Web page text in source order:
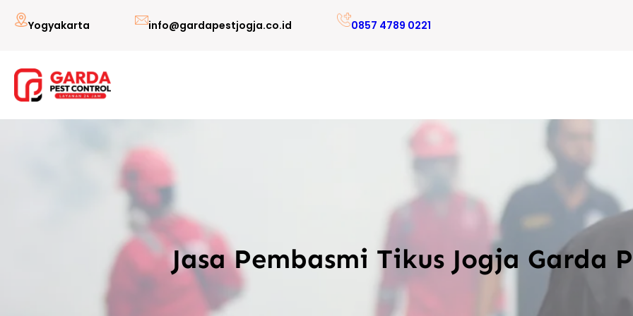
Lewati
Yogyakarta info@gardapestjogja.co.id 0857 4789 0221
Jasa Pembasmi Tikus Jogja Garda